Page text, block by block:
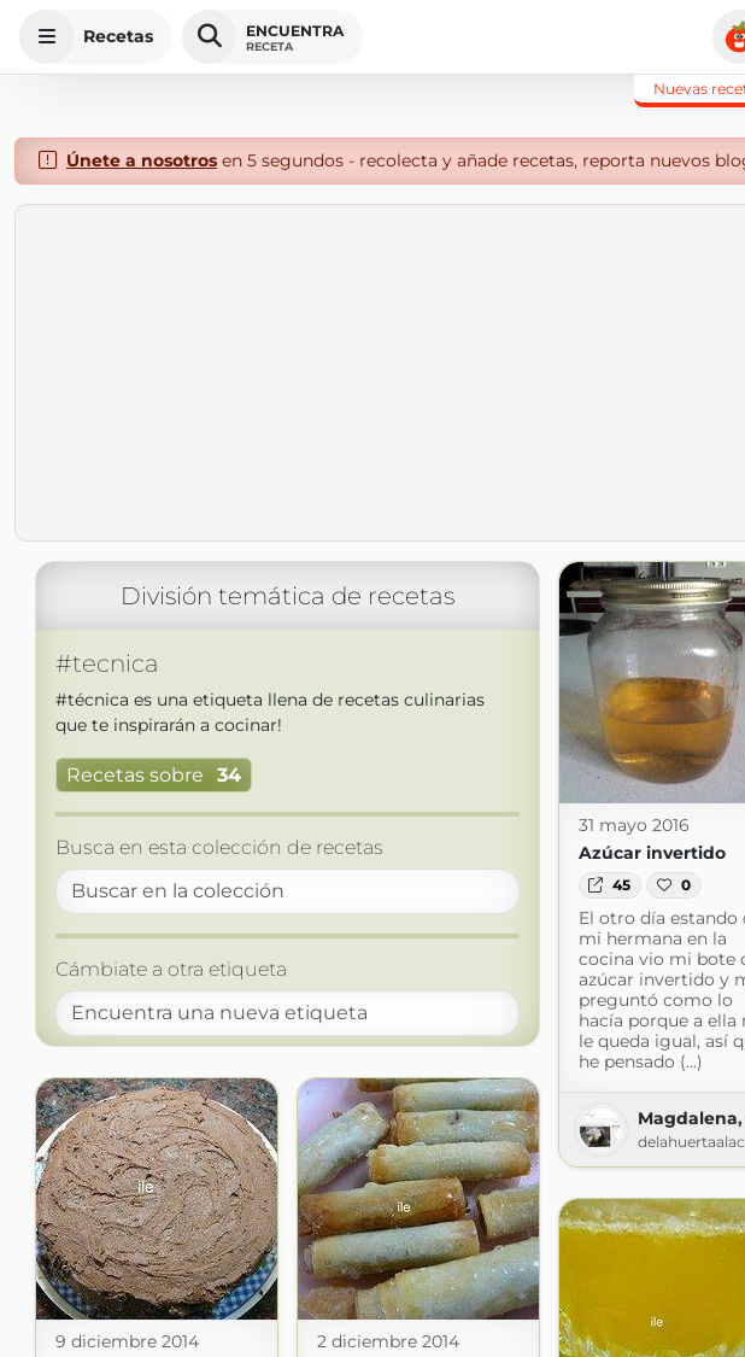
Recetas ENCUENTRA
RECETA
Nuevas
Únete a nosotrosen 5 segundos - recolecta y añade recetas, reporta nuevos
División temática de recetas
#tecnica
#técnica es una etiqueta llena de recetas culinarias
que te inspirarán a cocinar!
Recetas sobre 34
Busca en esta colección de recetas
Cámbiate a otra etiqueta
31 mayo 2016
Azúcar invertido
45 0
El otro día estando
mi hermana en la
cocina vio mi bote
azúcar invertido y
preguntó como lo
hacía porque a ella
le queda igual, así
he pensado (...)
9 diciembre 2014
2 diciembre 2014